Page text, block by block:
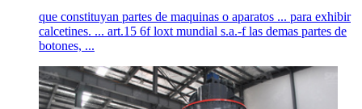
que constituyan partes de maquinas o aparatos ... para exhibir
calcetines. ... art.15 6f loxt mundial s.a.-f las demas partes de
botones, ...